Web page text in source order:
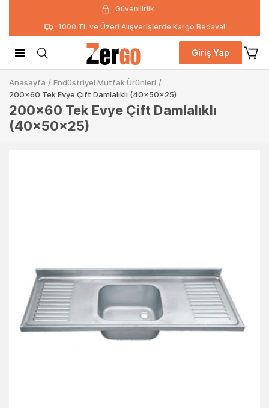
Güvenilirlik
1000 TL ve Üzeri Alışverişlerde Kargo Bedava!
Giriş Yap
Anasayfa / Endüstriyel Mutfak Ürünleri /
200x60 Tek Evye Çift Damlalıklı (40x50x25)
200x60 Tek Evye Çift Damlalıklı
(40x50x25)